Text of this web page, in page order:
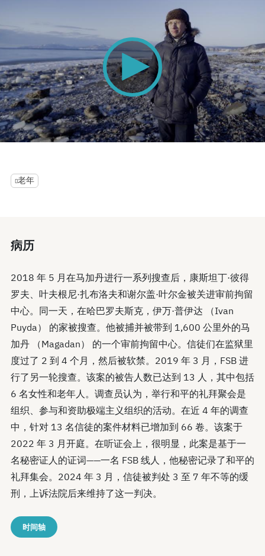
seconds
老年
病历
2018 年 5 月在马加丹进行一系列搜查后，康斯坦丁·彼得
罗夫、叶夫根尼·扎布洛夫和谢尔盖·叶尔金被关进审前拘留
中心。同一天，在哈巴罗夫斯克，伊万·普伊达 （Ivan
Puyda） 的家被搜查。他被捕并被带到 1,600 公里外的马
加丹 （Magadan） 的一个审前拘留中心。信徒们在监狱里
度过了 2 到 4 个月，然后被软禁。2019 年 3 月，FSB 进
行了另一轮搜查。该案的被告人数已达到 13 人，其中包括
6 名女性和老年人。调查员认为，举行和平的礼拜聚会是
组织、参与和资助极端主义组织的活动。在近 4 年的调查
中，针对 13 名信徒的案件材料已增加到 66 卷。该案于
2022 年 3 月开庭。在听证会上，很明显，此案是基于一
名秘密证人的证词——一名 FSB 线人，他秘密记录了和平的
礼拜集会。2024 年 3 月，信徒被判处 3 至 7 年不等的缓
刑，上诉法院后来维持了这一判决。
时间轴